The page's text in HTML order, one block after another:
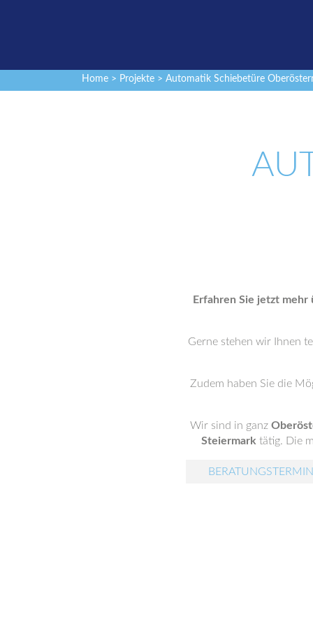
Home > Projekte > Automatik Schiebetüre
Erfahren Sie jetzt
Gerne stehen wir Ihnen
Zudem haben Sie die
Wir sind in ganz
Steiermark tätig. Die